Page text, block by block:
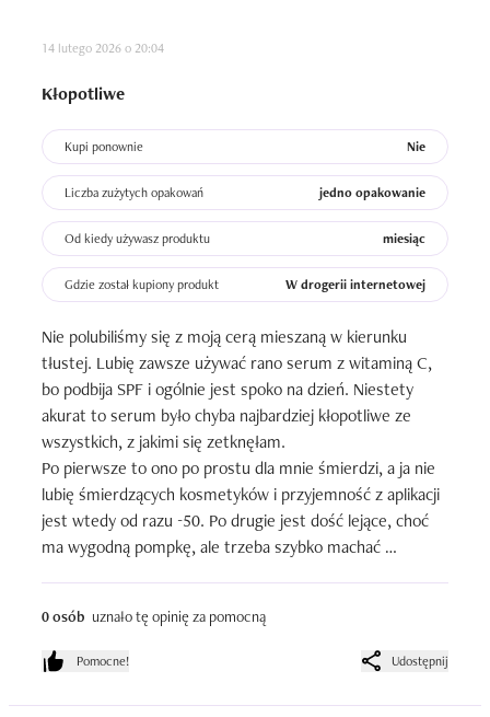
14 lutego 2026 o 20:04
Kłopotliwe
Kupi ponownie Nie
Liczba zużytych opakowań jedno opakowanie
Od kiedy używasz produktu miesiąc
Gdzie został kupiony produkt W drogerii internetowej
Nie polubiliśmy się z moją cerą mieszaną w kierunku
tłustej. Lubię zawsze używać rano serum z witaminą C,
bo podbija SPF i ogólnie jest spoko na dzień. Niestety
akurat to serum było chyba najbardziej kłopotliwe ze
wszystkich, z jakimi się zetknęłam.
Po pierwsze to ono po prostu dla mnie śmierdzi, a ja nie
lubię śmierdzących kosmetyków i przyjemność z aplikacji
jest wtedy od razu -50. Po drugie jest dość lejące, choć
ma wygodną pompkę, ale trzeba szybko machać
żeby go za wiele nie zaaplikować, bo też wolniej się przez
oleistą formułę wchłania. Po czwarte skóra przy jego
stosowaniu nie była w najlepszej kondycji, więc chyba nie
działało dobrze.
0 osób uznało tę opinię za pomocną
Pomocne! Udostępnij